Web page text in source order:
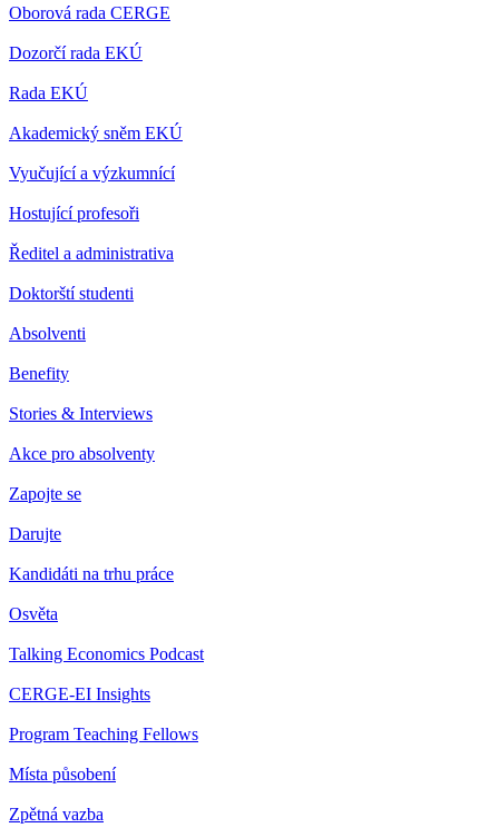
Oborová rada CERGE
Dozorčí rada EKÚ
Rada EKÚ
Akademický sněm EKÚ
Vyučující a výzkumnící
Hostující profesoři
Ředitel a administrativa
Doktorští studenti
Absolventi
Benefity
Stories & Interviews
Akce pro absolventy
Zapojte se
Darujte
Kandidáti na trhu práce
Osvěta
Talking Economics Podcast
CERGE-EI Insights
Program Teaching Fellows
Místa působení
Zpětná vazba